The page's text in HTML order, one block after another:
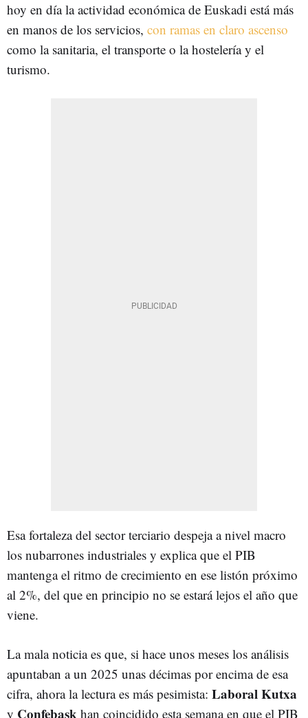
hoy en día la actividad económica de Euskadi está más
en manos de los servicios, con ramas en claro ascenso
como la sanitaria, el transporte o la hostelería y el
turismo.
Esa fortaleza del sector terciario despeja a nivel macro
los nubarrones industriales y explica que el PIB
mantenga el ritmo de crecimiento en ese listón próximo
al 2%, del que en principio no se estará lejos el año que
viene.
La mala noticia es que, si hace unos meses los análisis
apuntaban a un 2025 unas décimas por encima de esa
cifra, ahora la lectura es más pesimista: Laboral Kutxa
y Confebask han coincidido esta semana en que el PIB